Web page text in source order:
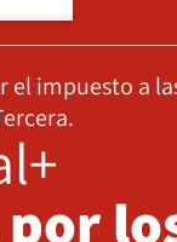
el impuesto a